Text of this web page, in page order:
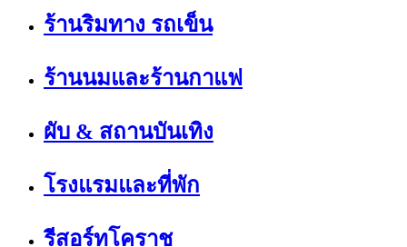
ร้านริมทาง รถเข็น
ร้านนมและร้านกาแฟ
ผับ & สถานบันเทิง
โรงแรมและที่พัก
รีสอร์ทโคราช